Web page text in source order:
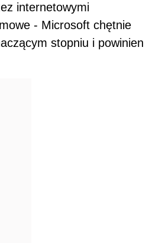
internetowymi
- Microsoft chętnie
stopniu i powinien